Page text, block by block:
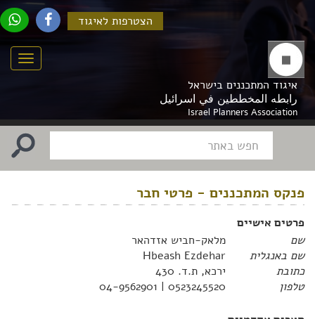
הצטרפות לאיגוד
איגוד המתכננים בישראל
رابطه المخططين في اسرائيل
Israel Planners Association
פנקס המתכננים - פרטי חבר
פרטים אישיים
שם
מלאק-חביש אזדהאר
שם באנגלית
Hbeash Ezdehar
כתובת
ירכא, ת.ד. 430
טלפון
0523245520 | 04-9562901